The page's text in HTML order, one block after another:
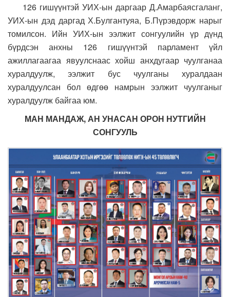
126 гишүүнтэй УИХ-ын даргаар Д.Амарбаясгаланг,
УИХ-ын дэд даргад Х.Булгантуяа, Б.Пүрэвдорж нарыг
томилсон. Ийн УИХ-ын ээлжит сонгуулийн үр дүнд
бүрдсэн анхны 126 гишүүнтэй парламент үйл
ажиллагаагаа явуулснаас хойш анхдугаар чуулганаа
хуралдуулж, ээлжит бус чуулганы хуралдаан
хуралдуулсан бол өдгөө намрын ээлжит чуулганыг
хуралдуулж байгаа юм.
МАН МАНДАЖ, АН УНАСАН ОРОН НУТГИЙН
СОНГУУЛЬ